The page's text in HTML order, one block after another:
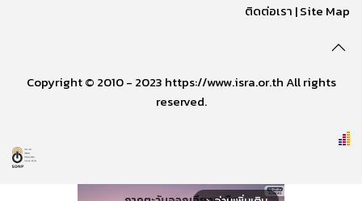
ติดต่อเรา |Site Map
Copyright © 2010 - 2023 https://www.isra.or.th All rights
reserved.